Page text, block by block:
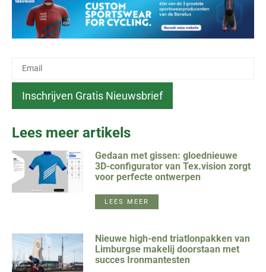
Lees meer artikels
Gedaan met gissen: gloednieuwe
3D-configurator van Tex.vision zorgt
voor perfecte ontwerpen
LEES MEER
Nieuwe high-end triatlonpakken van
Limburgse makelij doorstaan met
succes Ironmantesten